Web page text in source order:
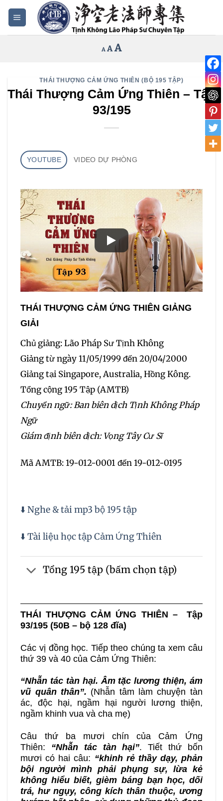
Bỏ
qua
nội
A Decrease
size.
A Reset
size.
A
size.
THÁI THƯỢNG CẢM ỨNG THIÊN (BỘ 195 TẬP)
Thái Thượng Cảm Ứng Thiên – Tập
93/195
YOUTUBE VIDEO DỰ PHÒNG
THÁI THƯỢNG CẢM ỨNG THIÊN GIẢNG
GIẢI
Chủ giảng: Lão Pháp Sư Tịnh Không
Giảng từ ngày 11/05/1999 đến 20/04/2000
Giảng tại Singapore, Australia, Hồng Kông.
Tổng cộng 195 Tập (AMTB)
Chuyển ngữ: Ban biên dịch Tịnh Không Pháp
Ngữ
Giám định biên dịch: Vọng Tây Cư Sĩ
Mã AMTB: 19-012-0001 đến 19-012-0195
⬇️ Nghe & tải mp3 bộ 195 tập
⬇️ Tài liệu học tập Cảm Ứng Thiên
Tổng 195 tập (bấm chọn tập)
THÁITHƯỢNG CẢM ỨNG THIÊN – Tập
93/195 (50B – bộ 128 đĩa)
Các vị đồng học. Tiếp theo chúng ta xem câu
thứ 39 và 40 của Cảm Ứng Thiên:
“Nhẫn tác tàn hại. Âm tặc lương thiện, ám
vũ quân thân”. (Nhẫn tâm làm chuyện tàn
ác, độc hại, ngầm hại người lương thiện,
ngầm khinh vua và cha mẹ)
Câu thứ ba mươi chín của Cảm Ứng
Thiên: “Nhẫn tác tàn hại”. Tiết thứ bốn
mươi có hai câu: “khinh rẻ thầy dạy, phản
bội người mình phải phụng sự, lừa kẻ
không hiểu biết, gièm báng bạn học, dối
trá, hư ngụy, công kích thân thuộc, ương